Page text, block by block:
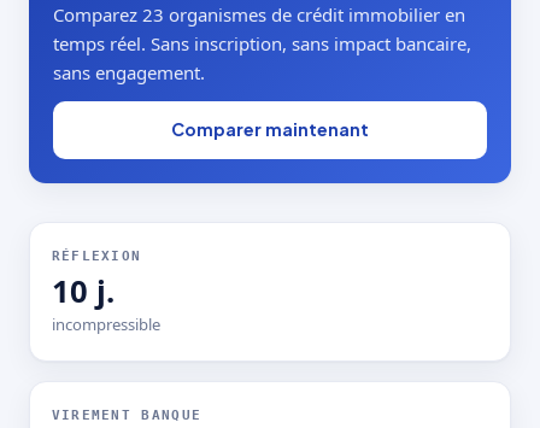
Comparez 23 organismes de crédit immobilier en
temps réel. Sans inscription, sans impact bancaire,
sans engagement.
Comparer maintenant
RÉFLEXION
10 j.
incompressible
VIREMENT BANQUE